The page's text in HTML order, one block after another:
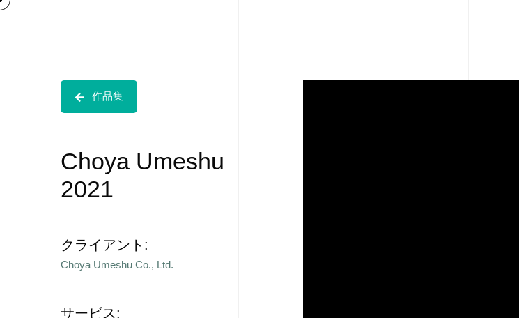
作品集
Choya Umeshu
2021
クライアント:
Choya Umeshu Co., Ltd.
サービス: